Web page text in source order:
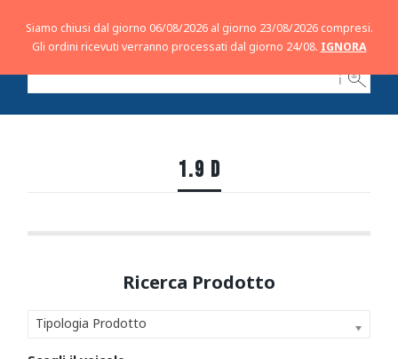
ℹ
1.9 D
Tipologia Prodotto
Siamo chiusi dal giorno 06/08/2026 al giorno 23/08/2026 compresi.
Gli ordini ricevuti verranno processati dal giorno 24/08. IGNORA